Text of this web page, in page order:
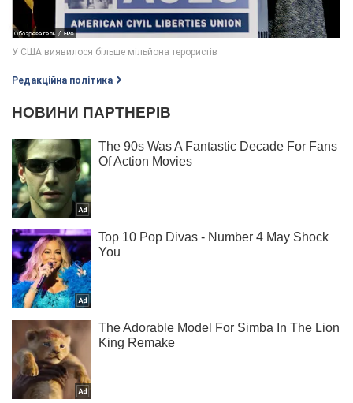
Редакційна політика